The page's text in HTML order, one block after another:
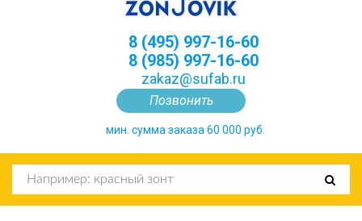
Позвонить
8 (495) 997-16-60
8 (985) 997-16-60
zakaz@sufab.ru
мин. сумма заказа 60 000 руб.